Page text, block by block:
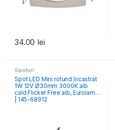
34.00 lei
Spoturi
Spot LED Mini rotund încastrat
1W 12V Ø30mm 3000K alb
cald Flicker Free alb, Eurolamp
| 145-68912